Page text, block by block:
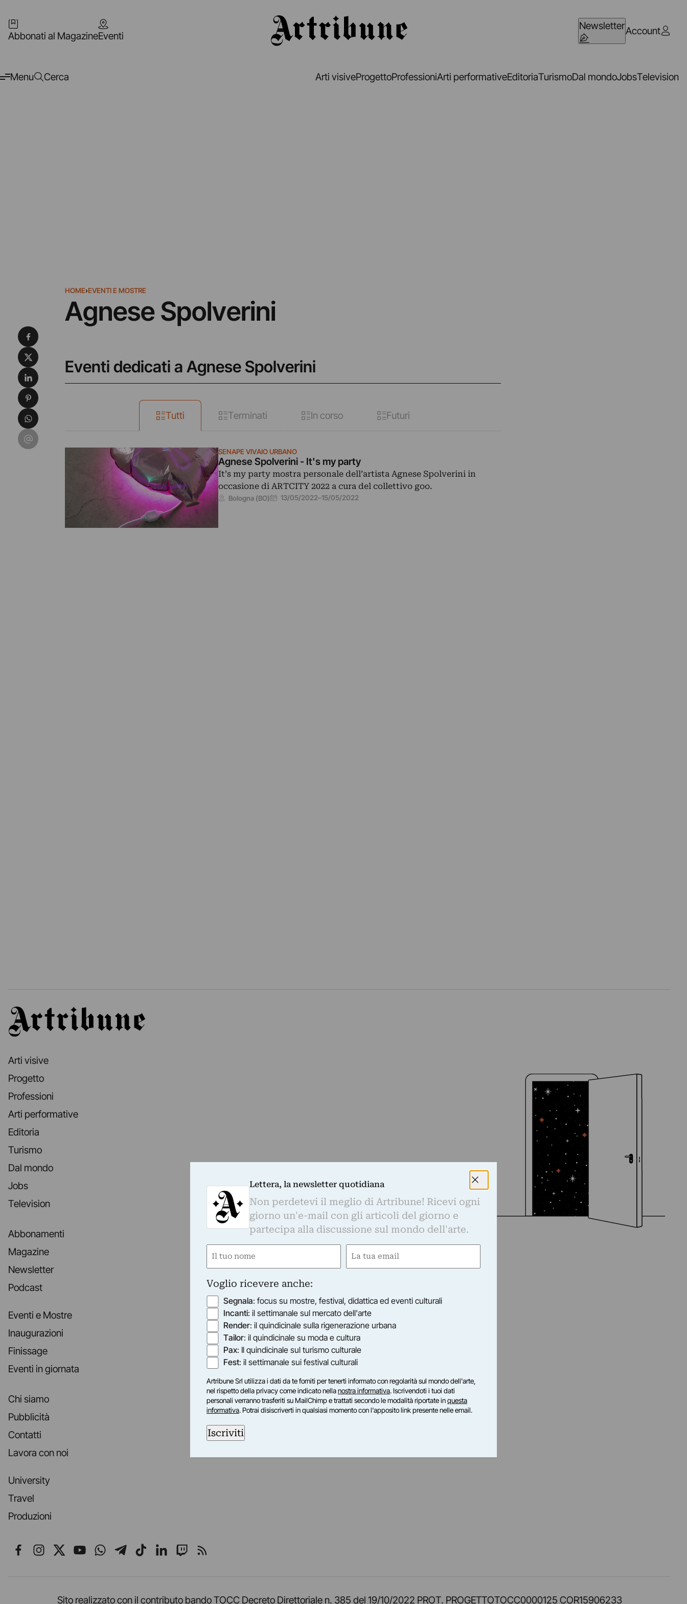
Abbonati al MagazineEventi
NewsletterAccount
Menu Cerca Arti visiveProgettoProfessioniArti performativeEditoriaTurismoDal mondoJobsTelevision
HOME›EVENTI E MOSTRE
Agnese Spolverini
Eventi dedicati a Agnese Spolverini
Tutti Terminati In corso Futuri
SENAPE VIVAIO URBANO
Agnese Spolverini - It's my party
It’s my party mostra personale dell’artista Agnese Spolverini in
occasione di ARTCITY 2022 a cura del collettivo goo.
Bologna (BO) 13/05/2022–15/05/2022
Condividi su Facebook
Condividi su X
Condividi su LinkedIn
Condividi su Pinterest
Condividi su WhatsApp
Condividi su Email
Artribune
Arti visive
Progetto
Professioni
Arti performative
Editoria
Turismo
Dal mondo
Jobs
Television
Abbonamenti
Magazine
Newsletter
Podcast
Eventi e Mostre
Inaugurazioni
Finissage
Eventi in giornata
Chi siamo
Pubblicità
Contatti
Lavora con noi
University
Travel
Produzioni
Seguici su Facebook
Seguici su Instagram
Seguici su X
Seguici su YouTube
Seguici su WhatsApp
Seguici su Telegram
Seguici su TikTok
Seguici su LinkedIn
Seguici su Twitch
Seguici su Rss
Sito realizzato con il contributo bando TOCC Decreto Direttoriale n. 385 del 19/10/2022 PROT. PROGETTOTOCC0000125 COR15906233
Lettera, la newsletter quotidiana
Non perdetevi il meglio di Artribune! Ricevi ogni
giorno un'e-mail con gli articoli del giorno e
partecipa alla discussione sul mondo dell'arte.
Nome
Email
Voglio ricevere anche:
Segnala: focus su mostre, festival, didattica ed eventi culturali
Incanti: il settimanale sul mercato dell'arte
Render: il quindicinale sulla rigenerazione urbana
Tailor: il quindicinale su moda e cultura
Pax: Il quindicinale sul turismo culturale
Fest: il settimanale sui festival culturali
Artribune Srl utilizza i dati da te forniti per tenerti informato con regolarità sul mondo dell'arte,
nel rispetto della privacy come indicato nellanostra informativa. Iscrivendoti i tuoi dati
personali verranno trasferiti su MailChimp e trattati secondo le modalità riportate inquesta
informativa. Potrai disiscriverti in qualsiasi momento con l'apposito link presente nelle email.
Iscriviti